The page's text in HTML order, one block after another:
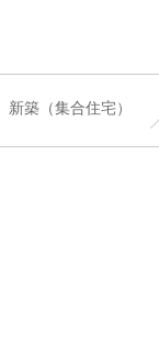
新築（集合住宅）